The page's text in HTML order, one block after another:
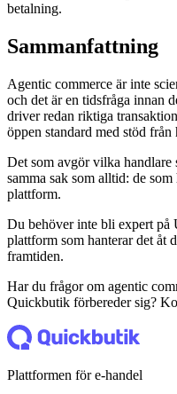
betalning.
Sammanfattning
Agentic commerce är inte
och det är en tidsfråga innan
driver redan riktiga
öppen standard med stöd
Det som avgör vilka handlare
samma sak som alltid: de
plattform.
Du behöver inte bli expert på
plattform som hanterar det åt
framtiden.
Har du frågor om agentic
Quickbutik förbereder sig?
Plattformen för e-handel